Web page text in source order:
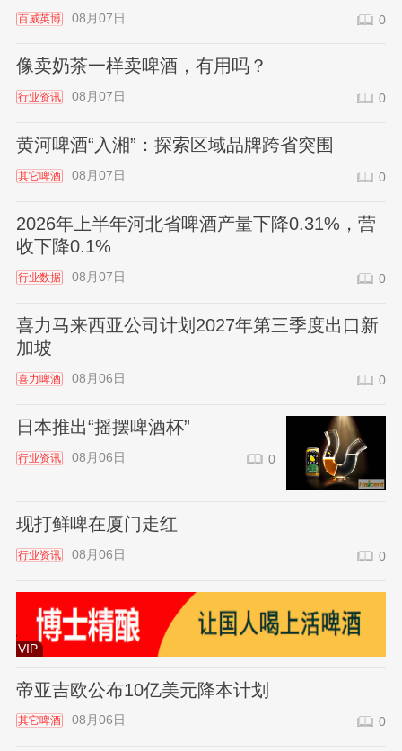
百威英博 08月07日 0
像卖奶茶一样卖啤酒，有用吗？
行业资讯 08月07日 0
黄河啤酒“入湘”：探索区域品牌跨省突围
其它啤酒 08月07日 0
2026年上半年河北省啤酒产量下降0.31%，营
收下降0.1%
行业数据 08月07日 0
喜力马来西亚公司计划2027年第三季度出口新
加坡
喜力啤酒 08月06日 0
日本推出“摇摆啤酒杯”
行业资讯 08月06日 0
现打鲜啤在厦门走红
行业资讯 08月06日 0
VIP
帝亚吉欧公布10亿美元降本计划
其它啤酒 08月06日 0